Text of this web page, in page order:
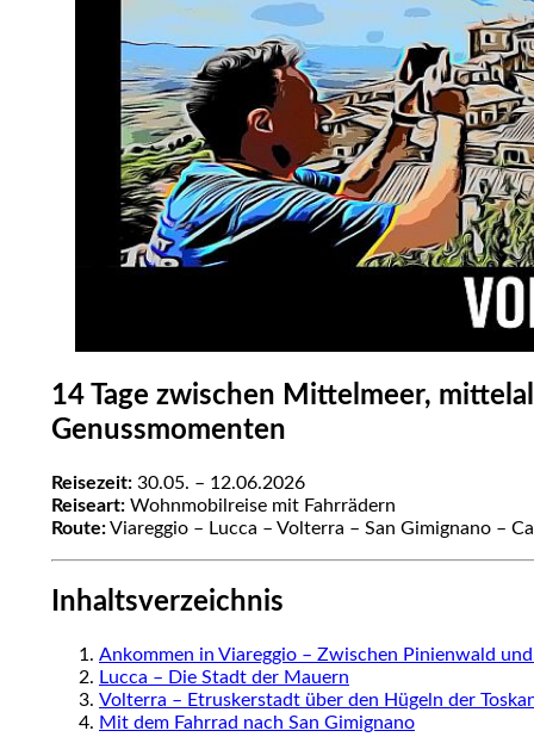
14 Tage zwischen Mittelmeer,
Genussmomenten
Reisezeit: 30.05. – 12.06.2026
Reiseart: Wohnmobilreise mit Fahrrädern
Route:Viareggio – Lucca – Volterra – San Gimignano –
Inhaltsverzeichnis
Ankommen in Viareggio – Zwischen Pinienwald
Lucca – Die Stadt der Mauern
Volterra – Etruskerstadt über den Hügeln der
Mit dem Fahrrad nach San Gimignano